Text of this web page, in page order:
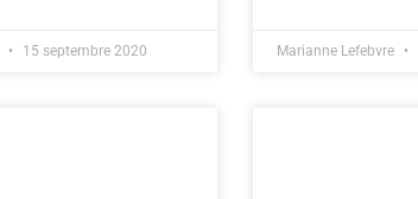
15 septembre 2020 Marianne Lefebvre